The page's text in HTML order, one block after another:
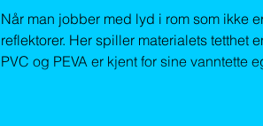
Når man jobber med lyd i rom som ikke
reflektorer. Her spiller materialets tetthet
PVC og PEVA er kjent for sine vanntette